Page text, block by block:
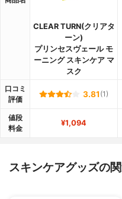
CLEAR TURN(クリアタ
ーン)
プリンセスヴェール モ
ーニング スキンケア マ
スク
口コミ
評価
3.81 (1)
値段
料金
¥1,094
スキンケアグッズの